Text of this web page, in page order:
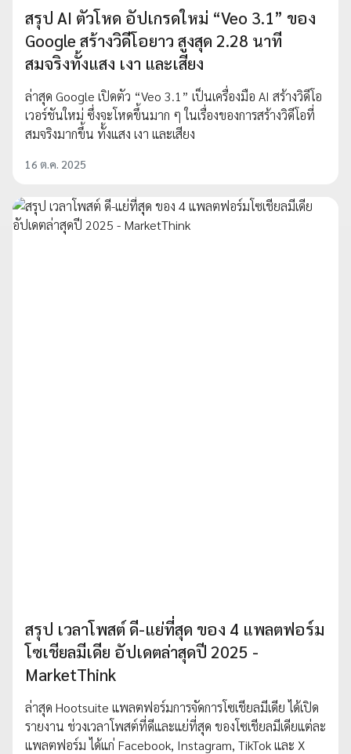
สรุป AI ตัวโหด อัปเกรดใหม่ “Veo 3.1” ของ
Google สร้างวิดีโอยาว สูงสุด 2.28 นาที
สมจริงทั้งแสง เงา และเสียง
ล่าสุด Google เปิดตัว “Veo 3.1” เป็นเครื่องมือ AI สร้างวิดีโอ
เวอร์ชันใหม่ ซึ่งจะโหดขึ้นมาก ๆ ในเรื่องของการสร้างวิดีโอที่
สมจริงมากขึ้น ทั้งแสง เงา และเสียง
16 ต.ค. 2025
สรุป เวลาโพสต์ ดี-แย่ที่สุด ของ 4 แพลตฟอร์ม
โซเชียลมีเดีย อัปเดตล่าสุดปี 2025 -
MarketThink
ล่าสุด Hootsuite แพลตฟอร์มการจัดการโซเชียลมีเดีย ได้เปิด
รายงาน ช่วงเวลาโพสต์ที่ดีและแย่ที่สุด ของโซเชียลมีเดียแต่ละ
แพลตฟอร์ม ได้แก่ Facebook, Instagram, TikTok และ X